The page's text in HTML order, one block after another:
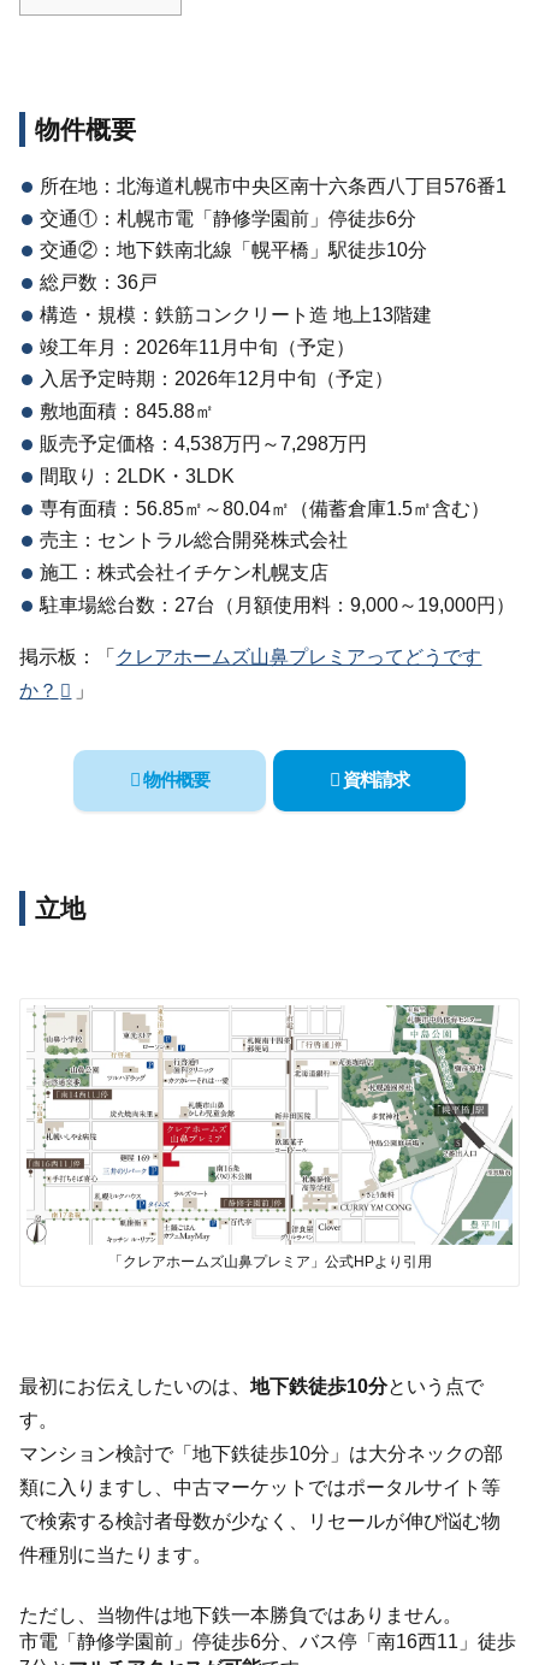
物件概要
所在地：北海道札幌市中央区南十六条西八丁目576番1
交通①：札幌市電「静修学園前」停徒歩6分
交通②：地下鉄南北線「幌平橋」駅徒歩10分
総戸数：36戸
構造・規模：鉄筋コンクリート造 地上13階建
竣工年月：2026年11月中旬（予定）
入居予定時期：2026年12月中旬（予定）
敷地面積：845.88㎡
販売予定価格：4,538万円～7,298万円
間取り：2LDK・3LDK
専有面積：56.85㎡～80.04㎡（備蓄倉庫1.5㎡含む）
売主：セントラル総合開発株式会社
施工：株式会社イチケン札幌支店
駐車場総台数：27台（月額使用料：9,000～19,000円）
掲示板：「クレアホームズ山鼻プレミアってどうです
か？
」
物件概要 資料請求
立地
「クレアホームズ山鼻プレミア」公式HPより引用
最初にお伝えしたいのは、地下鉄徒歩10分という点で
す。
マンション検討で「地下鉄徒歩10分」は大分ネックの部
類に入りますし、中古マーケットではポータルサイト等
で検索する検討者母数が少なく、リセールが伸び悩む物
件種別に当たります。
ただし、当物件は地下鉄一本勝負ではありません。
市電「静修学園前」停徒歩6分、バス停「南16西11」徒歩